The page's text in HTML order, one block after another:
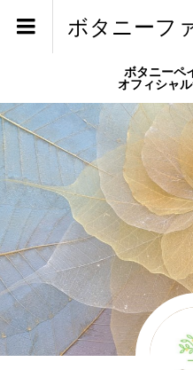
ボタニーフ
ボタニーペ
オフィシャ